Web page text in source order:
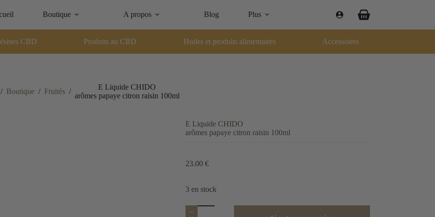
Boutique A propos Blog Plus
Panier
CBD Produits au CBD Huiles et produits alimentaires Accessoires
/ Boutique / Fruités /
E Liquide CHIDO
arômes papaye citron raisin 100ml
E Liquide CHIDO
arômes papaye citron raisin 100ml
23.00 €
3 en stock
quantité